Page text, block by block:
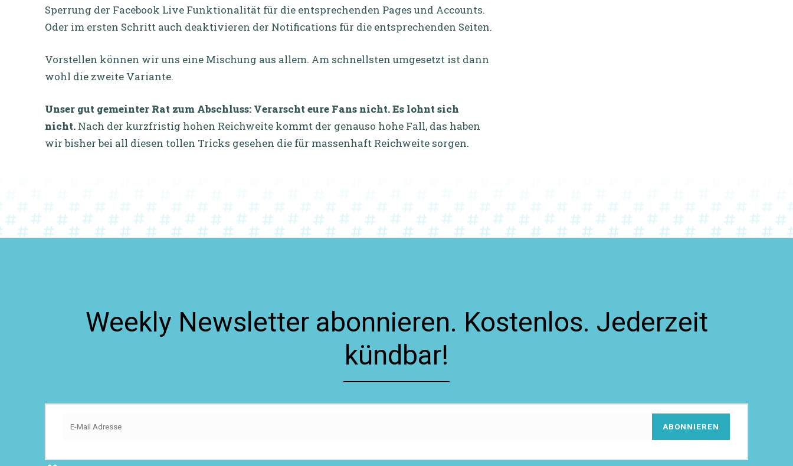
Sperrung der Facebook Live Funktionalität für die entsprechenden Pages und Accounts.
Oder im ersten Schritt auch deaktivieren der Notifications für die entsprechenden Seiten.
Vorstellen können wir uns eine Mischung aus allem. Am schnellsten umgesetzt ist dann
wohl die zweite Variante.
Unser gut gemeinter Rat zum Abschluss: Verarscht eure Fans nicht. Es lohnt sich
nicht. Nach der kurzfristig hohen Reichweite kommt der genauso hohe Fall, das haben
wir bisher bei all diesen tollen Tricks gesehen die für massenhaft Reichweite sorgen.
Weekly Newsletter abonnieren. Kostenlos. Jederzeit
kündbar!
ABONNIEREN